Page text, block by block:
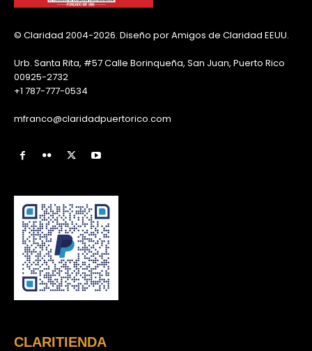
© Claridad 2004-2026. Diseño por Amigos de Claridad EEUU.
Urb. Santa Rita, #57 Calle Borinqueña, San Juan, Puerto Rico
00925-2732
+1 787-777-0534
mfranco@claridadpuertorico.com
CLARITIENDA